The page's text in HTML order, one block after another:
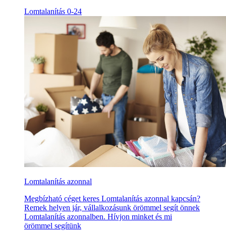
Lomtalanítás 0-24
Lomtalanítás azonnal
Megbízható céget keres Lomtalanítás azonnal kapcsán?
Remek helyen jár, vállalkozásunk örömmel segít önnek
Lomtalanítás azonnalben. Hívjon minket és mi
örömmel segítünk